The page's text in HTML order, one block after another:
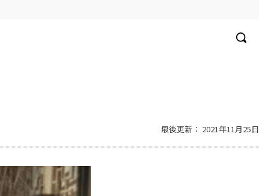
最後更新： 2021年11月25日